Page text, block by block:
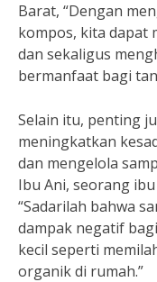
Barat, “Dengan
kompos, kita dapat
dan sekaligus
bermanfaat bagi
Selain itu, penting
meningkatkan
dan mengelola
Ibu Ani, seorang
“Sadarilah bahwa
dampak negatif
kecil seperti
organik di rumah.”